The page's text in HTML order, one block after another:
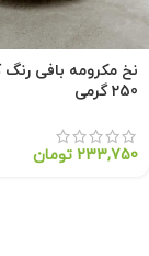
نخ مکرومه بافی
250 گرمی
233,750 تومان